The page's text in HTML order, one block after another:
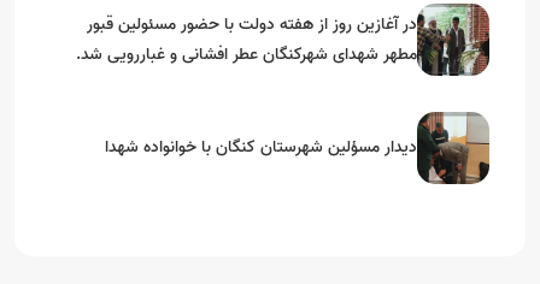
در آغازین روز از هفته دولت با حضور مسئولین قبور
مطهر شهدای شهرکنگان عطر افشانی و غباررویی شد.
دیدار مسؤلین شهرستان کنگان با خوانواده شهدا